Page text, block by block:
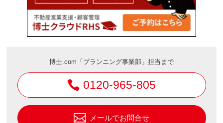
博士.com「プランニング事業部」担当まで
0120-965-805
メールでお問合せ